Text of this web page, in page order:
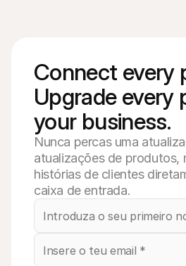
Connect every
Upgrade every
your business.
Nunca percas uma
atualizações de produtos,
histórias de clientes
caixa de entrada.